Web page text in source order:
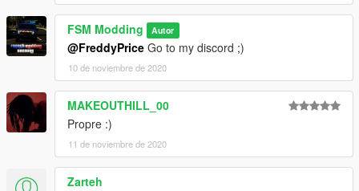
a5/vehicle.rpf"
Add-On :
installation :
Mettez le fichier "soctaviapn" dans
GTAV/mods/update/x64/dlcpacks
Ensuite, rendez-vous dans GTAV/mods/update/update.rpf
/commons/data et éditez dlclist.xml en rajoutant cette ligne :
"dlcpacks:soctaviapn"
FSM Modding Autor
@FreddyPrice Go to my discord ;)
10 de noviembre de 2020
MAKEOUTHILL_00
Propre :)
11 de noviembre de 2020
Zarteh